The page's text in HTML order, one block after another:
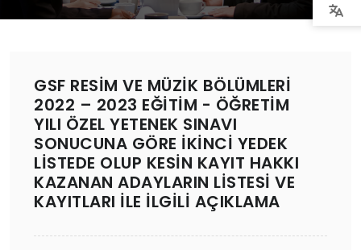
GSF RESİM VE MÜZİK BÖLÜMLERİ
2022 – 2023 EĞİTİM - ÖĞRETİM
YILI ÖZEL YETENEK SINAVI
SONUCUNA GÖRE İKİNCİ YEDEK
LİSTEDE OLUP KESİN KAYIT HAKKI
KAZANAN ADAYLARIN LİSTESİ VE
KAYITLARI İLE İLGİLİ AÇIKLAMA